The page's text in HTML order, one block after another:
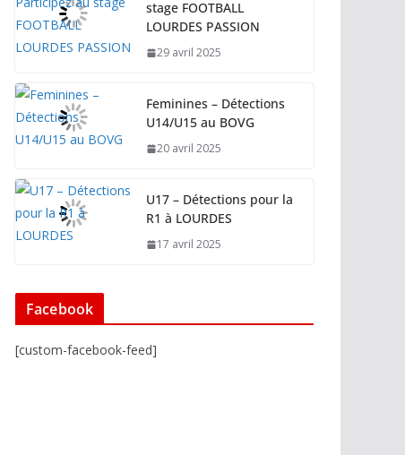
stage FOOTBALL
LOURDES PASSION
29 avril 2025
Feminines – Détections
U14/U15 au BOVG
20 avril 2025
U17 – Détections pour la
R1 à LOURDES
17 avril 2025
Facebook
[custom-facebook-feed]